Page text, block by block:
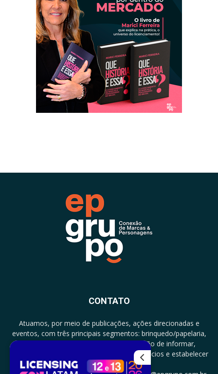
CONTATO
Atuamos, por meio de publicações, ações direcionadas e
eventos, com três principais segmentos: brinquedo/papelaria,
licenciamento e zero a três com a missão de informar,
documentar, proporcionar encontro de negócios e estabelecer
parcerias.